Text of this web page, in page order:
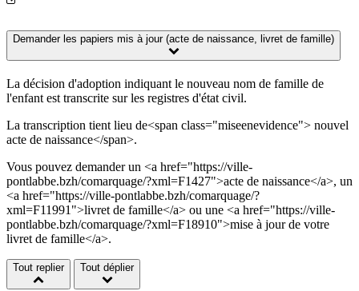
Demander les papiers mis à jour (acte de naissance, livret de famille)
La décision d'adoption indiquant le nouveau nom de famille de
l'enfant est transcrite sur les registres d'état civil.
La transcription tient lieu de<span class="miseenevidence"> nouvel
acte de naissance</span>.
Vous pouvez demander un <a href="https://ville-
pontlabbe.bzh/comarquage/?xml=F1427">acte de naissance</a>, un
<a href="https://ville-pontlabbe.bzh/comarquage/?
xml=F11991">livret de famille</a> ou une <a href="https://ville-
pontlabbe.bzh/comarquage/?xml=F18910">mise à jour de votre
livret de famille</a>.
Tout replier Tout déplier